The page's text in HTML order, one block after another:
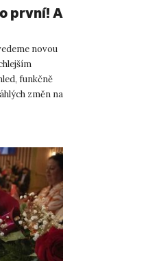
první! A
novou
funkčně
změn na